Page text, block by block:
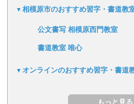
相模原市のおすすめ習字・書道教
公文書写 相模原西門教室
書道教室 唯心
オンラインのおすすめ習字・書道